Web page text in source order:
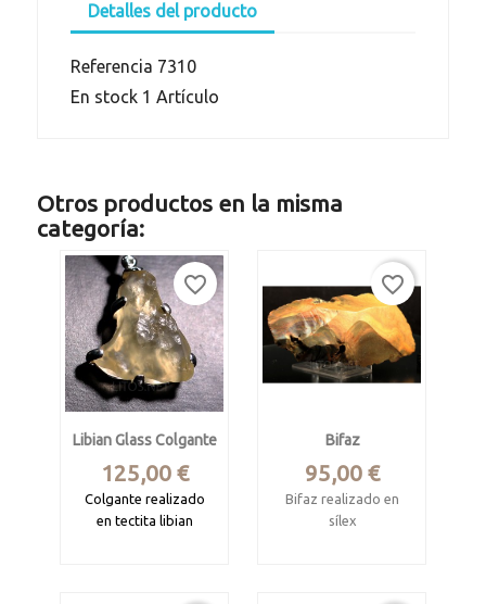
Detalles del producto
Referencia 7310
En stock 1 Artículo
Otros productos en la misma
categoría:
Libian Glass Colgante
Precio
125,00 €
Colgante realizado
en tectita libian
favorite_border
Bifaz
Precio
95,00 €
Bifaz realizado en
sílex
Procede de Níger
favorite_border